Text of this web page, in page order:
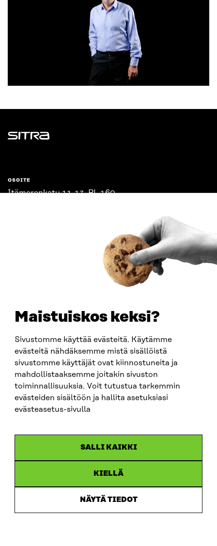
Maistuiskos keksi?
Sivustomme käyttää evästeitä. Käytämme
evästeitä nähdäksemme mistä sisällöistä
sivustomme käyttäjät ovat kiinnostuneita ja
mahdollistaaksemme joitakin sivuston
toiminnallisuuksia. Voit tutustua tarkemmin
evästeiden sisältöön ja hallita asetuksiasi
evästeasetus-sivulla
SALLI KAIKKI
KIELLÄ
NÄYTÄ TIEDOT
Sitra
OSOITE
Itämerenkatu 11-13, PL 160,
SITRA SOSIAALISESSA MEDIASSA
LinkedIn
Instagram
YouTube
Saavutettavuusseloste
Asiakirjajulkisuus